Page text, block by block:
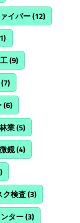
イバー(12)
(9)
(6)
業(5)
鏡(4)
ク検査(3)
ター(3)